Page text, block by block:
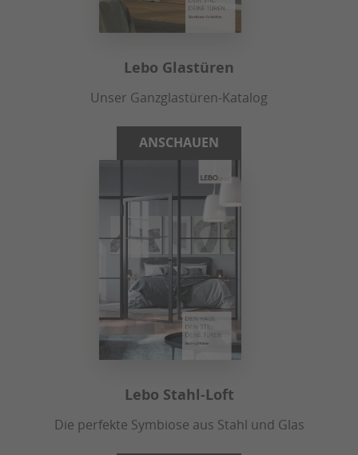
Lebo Glastüren
Unser Ganzglastüren-Katalog
ANSCHAUEN
Lebo Stahl-Loft
Die perfekte Symbiose aus Stahl und Glas